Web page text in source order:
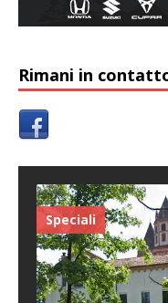
Rimani in
Speciali